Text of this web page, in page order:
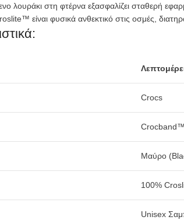
λουράκι στη φτέρνα εξασφαλίζει σταθερή
είναι φυσικά ανθεκτικό στις οσμές,
Crocs
Μαύρο
100%
Unisex